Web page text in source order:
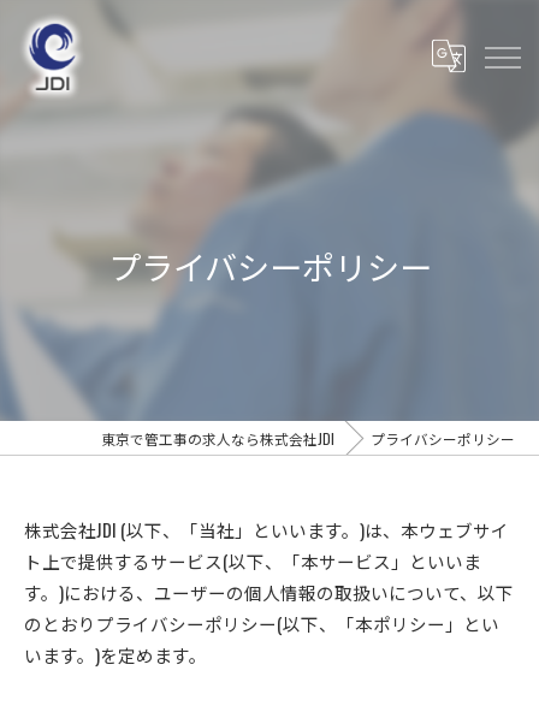
プライバシーポリシー
東京で管工事の求人なら株式会社JDI プライバシーポリシー
株式会社JDI (以下、「当社」といいます。)は、本ウェブサイ
ト上で提供するサービス(以下、「本サービス」といいま
す。)における、ユーザーの個人情報の取扱いについて、以下
のとおりプライバシーポリシー(以下、「本ポリシー」とい
います。)を定めます。